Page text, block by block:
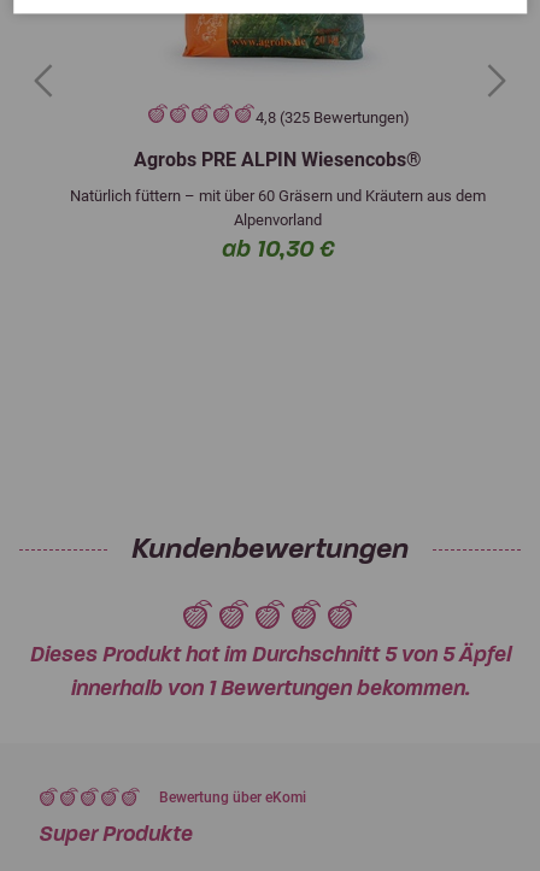
4,8 (325 Bewertungen)
Agrobs PRE ALPIN Wiesencobs®
Natürlich füttern – mit über 60 Gräsern und Kräutern aus dem
Alpenvorland
ab 10,30 €
Previous Next
Kundenbewertungen
Dieses Produkt hat im Durchschnitt 5 von 5 Äpfel
innerhalb von 1 Bewertungen bekommen.
Bewertung über eKomi
Super Produkte